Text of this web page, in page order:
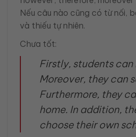
Nếu câu nào cũng có từ nối,
và thiếu tự nhiên.
Chưa tốt:
Firstly, students can
Moreover, they can
Furthermore, they
home. In addition,
choose their own